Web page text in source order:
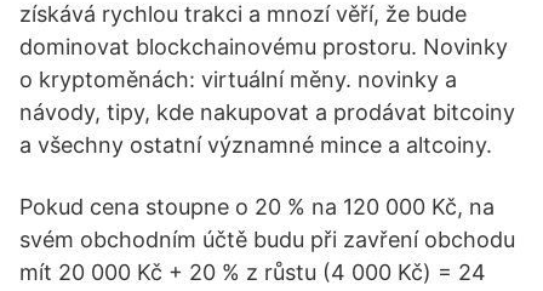
získává rychlou trakci a mnozí věří, že bude
dominovat blockchainovému prostoru. Novinky
o kryptoměnách: virtuální měny. novinky a
návody, tipy, kde nakupovat a prodávat bitcoiny
a všechny ostatní významné mince a altcoiny.
Pokud cena stoupne o 20 % na 120 000 Kč, na
svém obchodním účtě budu při zavření obchodu
mít 20 000 Kč + 20 % z růstu (4 000 Kč) = 24